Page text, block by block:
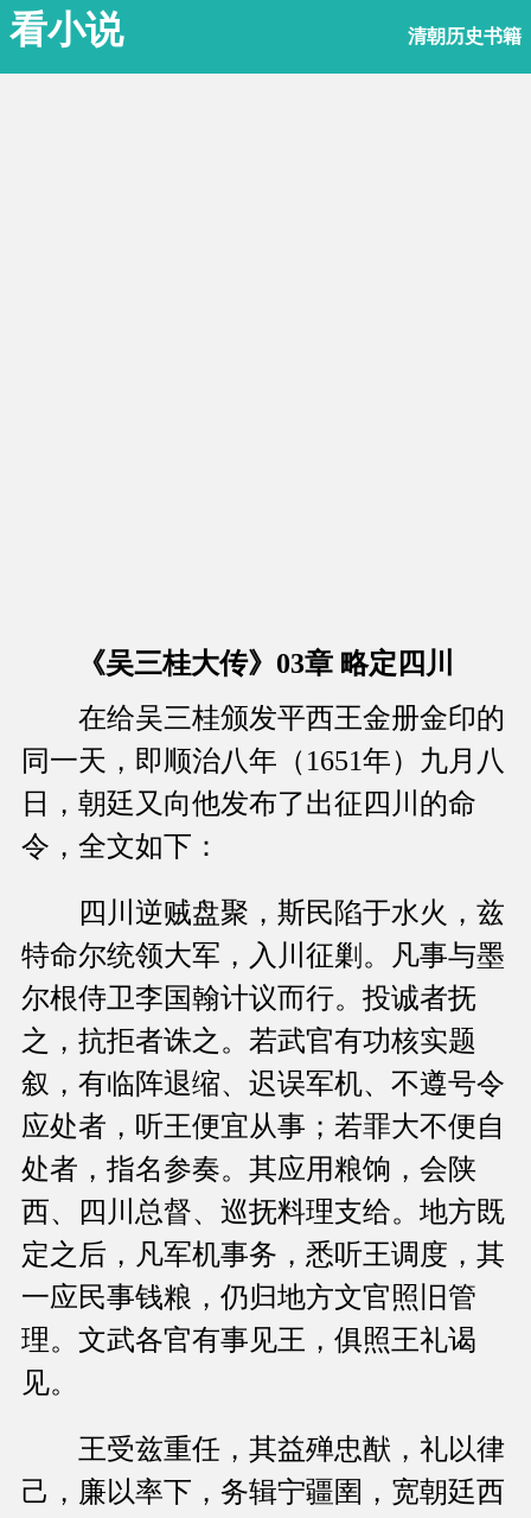
看小说 清朝历史书籍
《吴三桂大传》03章 略定四川
在给吴三桂颁发平西王金册金印的
同一天，即顺治八年（1651年）九月八
日，朝廷又向他发布了出征四川的命
令，全文如下：
四川逆贼盘聚，斯民陷于水火，兹
特命尔统领大军，入川征剿。凡事与墨
尔根侍卫李国翰计议而行。投诚者抚
之，抗拒者诛之。若武官有功核实题
叙，有临阵退缩、迟误军机、不遵号令
应处者，听王便宜从事；若罪大不便自
处者，指名参奏。其应用粮饷，会陕
西、四川总督、巡抚料理支给。地方既
定之后，凡军机事务，悉听王调度，其
一应民事钱粮，仍归地方文官照旧管
理。文武各官有事见王，俱照王礼谒
见。
王受兹重任，其益殚忠猷，礼以律
己，廉以率下，务辑宁疆圉，宽朝廷西